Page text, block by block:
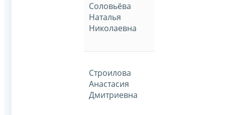
Соловьёва
Наталья
Николаевна
Строилова
Анастасия
Дмитриевна